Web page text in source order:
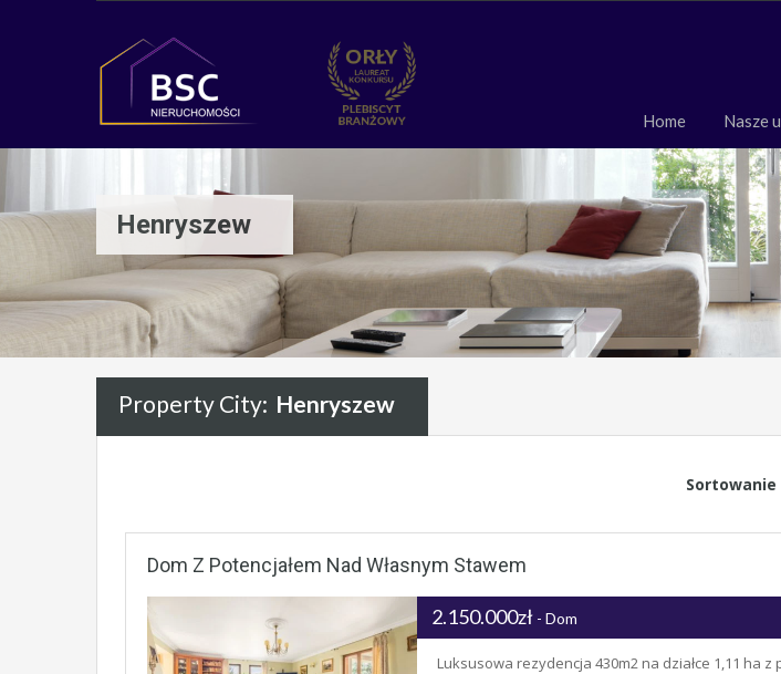
Home Nasze
Henryszew
Property City: Henryszew
Sortowanie
Dom Z Potencjałem Nad Własnym Stawem
2.150.000zł - Dom
Luksusowa rezydencja 430m2 na działce 1,11 ha